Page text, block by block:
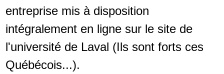
entreprise mis à disposition
intégralement en ligne sur le site de
l'université de Laval (Ils sont forts ces
Québécois...).